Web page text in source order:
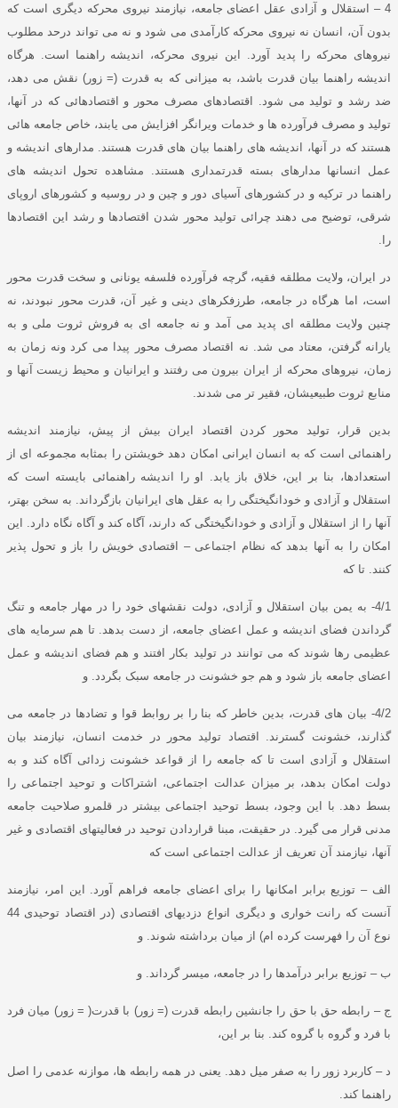
4 –
استقلال و آزادی عقل اعضای جامعه، نیازمند نیروی محرکه دیگری است که
بدون آن، انسان نه نیروی محرکه کارآمدی می شود و نه می تواند درحد مطلوب
نیروهای محرکه را پدید آورد
این نیروی محرکه، اندیشه راهنما است
هرگاه
اندیشه راهنما بیان قدرت باشد، به میزانی که به قدرت (= زور ) نقش می دهد،
ضد رشد و تولید می شود
اقتصادهای مصرف محور و اقتصادهائی که در آنها،
تولید و مصرف فرآورده ها و خدمات ویرانگر افزایش می یابند، خاص جامعه هائی
هستند که در آنها، اندیشه های راهنما بیان های قدرت هستند
مدارهای اندیشه و
عمل انسانها مدارهای بسته قدرتمداری هستند
مشاهده تحول اندیشه های
راهنما در ترکیه و در کشورهای آسیای دور و چین و در روسیه و کشورهای اروپای
شرقی، توضیح می دهند چرائی تولید محور شدن اقتصادها و رشد این اقتصادها
را
در ایران، ولایت مطلقه فقیه، گرچه فرآورده فلسفه یونانی و سخت قدرت محور
است، اما هرگاه در جامعه، طرزفکرهای دینی و غیر آن، قدرت محور نبودند، نه
چنین ولایت مطلقه ای پدید می آمد و نه جامعه ای به فروش ثروت ملی و به
یارانه گرفتن، معتاد می شد
نه اقتصاد مصرف محور پیدا می کرد ونه زمان به
زمان، نیروهای محرکه از ایران بیرون می رفتند و ایرانیان و محیط زیست آنها و
منابع ثروت طبیعیشان، فقیر تر می شدند
بدین قرار، تولید محور کردن اقتصاد ایران بیش از پیش، نیازمند اندیشه
راهنمائی است که به انسان ایرانی امکان دهد خویشتن را بمثابه مجموعه ای از
استعدادها، بنا بر این، خلاق باز یابد
او را اندیشه راهنمائی بایسته است که
استقلال و آزادی و خودانگیختگی را به عقل های ایرانیان بازگرداند
به سخن بهتر،
آنها را از استقلال و آزادی و خودانگیختگی که دارند، آگاه کند و آگاه نگاه دارد
این
امکان را به آنها بدهد که نظام اجتماعی – اقتصادی خویش را باز و تحول پذیر
کنند
تا که
4/1-
به یمن بیان استقلال و آزادی، دولت نقشهای خود را در مهار جامعه و تنگ
گرداندن فضای اندیشه و عمل اعضای جامعه، از دست بدهد
.تا هم سرمایه های
عظیمی رها شوند که می توانند در تولید بکار افتند و هم فضای اندیشه و عمل
اعضای جامعه باز شود و هم جو خشونت در جامعه سبک بگردد
و
4/2-
بیان های قدرت، بدین خاطر که بنا را بر روابط قوا و تضادها در جامعه می
گذارند، خشونت گسترند
اقتصاد تولید محور در خدمت انسان، نیازمند بیان
استقلال و آزادی است تا که جامعه را از قواعد خشونت زدائی آگاه کند و به
دولت امکان بدهد، بر میزان عدالت اجتماعی، اشتراکات و توحید اجتماعی را
بسط دهد
با این وجود، بسط توحید اجتماعی بیشتر در قلمرو صلاحیت جامعه
مدنی قرار می گیرد
در حقیقت، مبنا قراردادن توحید در فعالیتهای اقتصادی و غیر
آنها، نیازمند آن تعریف از عدالت اجتماعی است که
الف – توزیع برابر امکانها را برای اعضای جامعه فراهم آورد
این امر، نیازمند
آنست که رانت خواری و دیگری انواع دزدیهای اقتصادی (در اقتصاد توحیدی 44
نوع آن را فهرست کرده ام) از میان برداشته شوند و
ب – توزیع برابر درآمدها را در جامعه، میسر گرداند و
ج – رابطه حق با حق را جانشین رابطه قدرت (=زور) با قدرت( =زور) میان فرد
با فرد و گروه با گروه کند
بنا بر این،
د – کاربرد زور را به صفر میل دهد
یعنی در همه رابطه ها، موازنه عدمی را اصل
راهنما کند